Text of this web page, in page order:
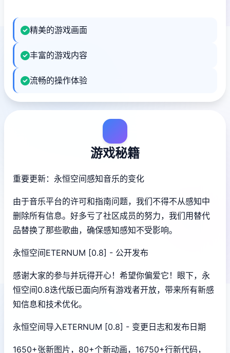
精美的游戏画面
丰富的游戏内容
流畅的操作体验
游戏秘籍
重要更新：永恒空间感知音乐的变化
由于音乐平台的许可和指南问题，我们不得不从感知中
删除所有信息。好多亏了社区成员的努力，我们用替代
品替换了那些歌曲，确保感知感知不受影响。
永恒空间ETERNUM [0.8] - 公开发布
感谢大家的参与并玩得开心！希望你偏爱它！眼下，永
恒空间0.8迭代版已面向所有游戏者开放，带来所有新感
知信息和技术优化。
永恒空间导入ETERNUM [0.8] - 变更日志和发布日期
1650+张新图片，80+个新动画，16750+行新代码，